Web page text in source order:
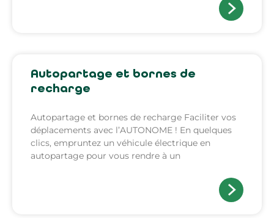
Autopartage et bornes de
recharge
Autopartage et bornes de recharge Faciliter vos
déplacements avec l’AUTONOME ! En quelques
clics, empruntez un véhicule électrique en
autopartage pour vous rendre à un